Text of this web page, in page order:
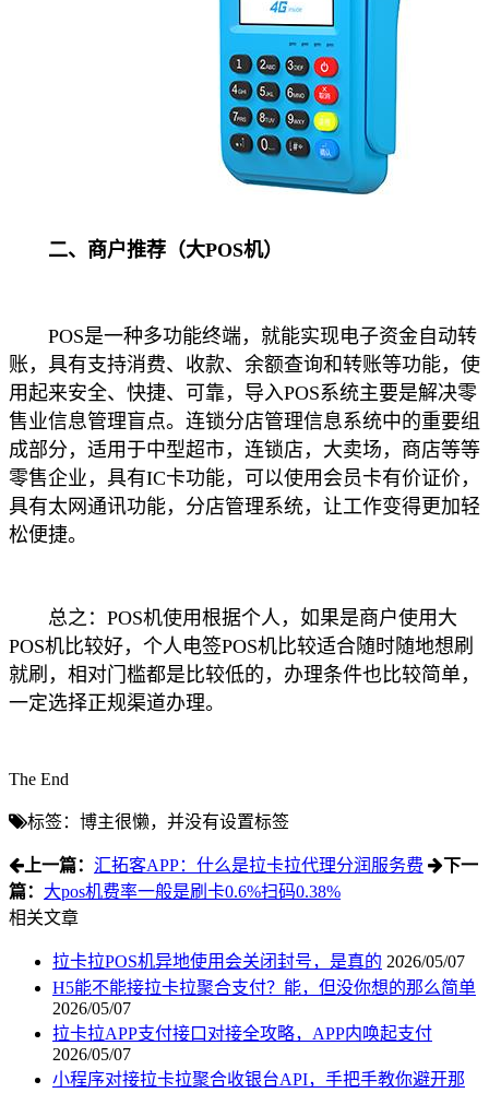
二、商户推荐（大POS机）
POS是一种多功能终端，就能实现电子资金自动转
账，具有支持消费、收款、余额查询和转账等功能，使
用起来安全、快捷、可靠，导入POS系统主要是解决零
售业信息管理盲点。连锁分店管理信息系统中的重要组
成部分，适用于中型超市，连锁店，大卖场，商店等等
零售企业，具有IC卡功能，可以使用会员卡有价证价，
具有太网通讯功能，分店管理系统，让工作变得更加轻
松便捷。
总之：POS机使用根据个人，如果是商户使用大
POS机比较好，个人电签POS机比较适合随时随地想刷
就刷，相对门槛都是比较低的，办理条件也比较简单，
一定选择正规渠道办理。
The End
标签：博主很懒，并没有设置标签
上一篇： 汇拓客APP：什么是拉卡拉代理分润服务费
下一
篇： 大pos机费率一般是刷卡0.6%扫码0.38%
相关文章
拉卡拉POS机异地使用会关闭封号，是真的 2026/05/07
H5能不能接拉卡拉聚合支付？能，但没你想的那么简单
2026/05/07
拉卡拉APP支付接口对接全攻略，APP内唤起支付
2026/05/07
小程序对接拉卡拉聚合收银台API，手把手教你避开那